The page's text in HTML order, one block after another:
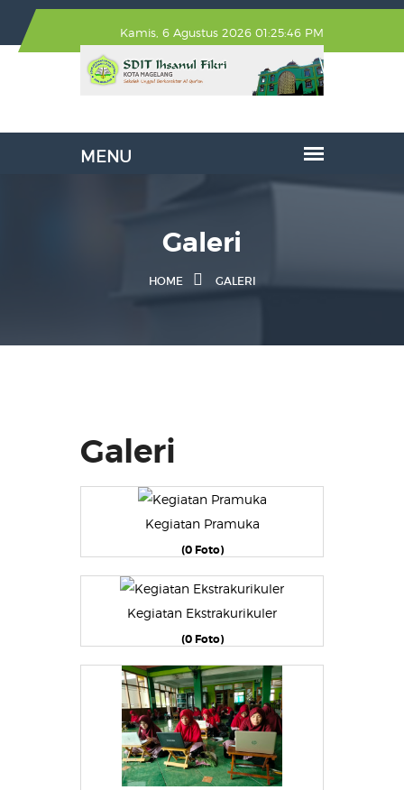
Kamis, 6 Agustus 2026 01:25:47 PM
Galeri
HOME GALERI
Galeri
Kegiatan Pramuka
(0 Foto)
Kegiatan Ekstrakurikuler
(0 Foto)